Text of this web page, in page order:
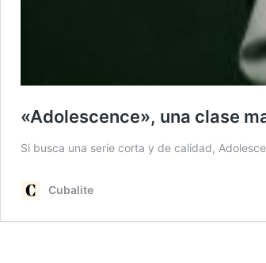
«Adolescence», una clase
Si busca una serie corta y de calidad,
Cubalite